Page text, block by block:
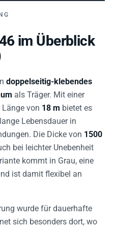
im Überblick
doppelseitig-klebendes
als Träger. Mit einer
Länge von 18 m bietet es
Lebensdauer in
Die Dicke von 1500
bei leichter Unebenheit
kommt in Grau, eine
ist damit flexibel an
wurde für dauerhafte
sich besonders dort, wo